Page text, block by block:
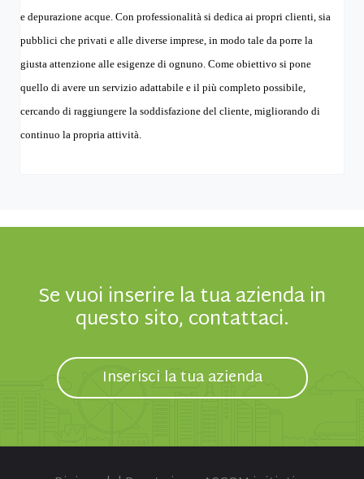
e depurazione acque. Con professionalità si dedica ai propri clienti, sia
pubblici che privati e alle diverse imprese, in modo tale da porre la
giusta attenzione alle esigenze di ognuno. Come obiettivo si pone
quello di avere un servizio adattabile e il più completo possibile,
cercando di raggiungere la soddisfazione del cliente, migliorando di
continuo la propria attività.
Se vuoi inserire la tua azienda in
questo sito, contattaci.
Inserisci la tua azienda